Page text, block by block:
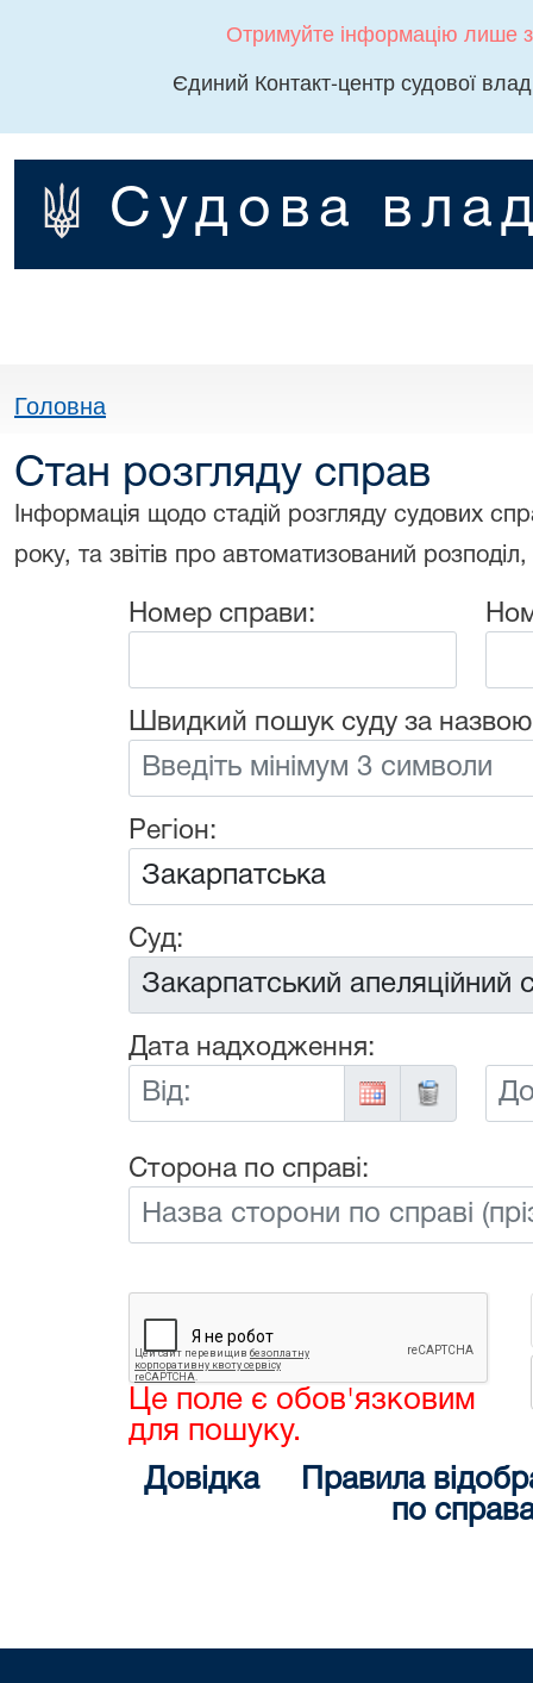
Отримуйте інформацію лише
Єдиний Контакт-центр судової
Судова
Головна
Стан розгляду справ
Інформація щодо стадій розгляду судових
року, та звітів про автоматизований
Номер справи:
Швидкий пошук суду за
Регіон:
Суд:
Дата надходження:
Від:
До:
Сторона по справі:
Це поле є обов'язковим
для пошуку.
Довідка
Правила
по